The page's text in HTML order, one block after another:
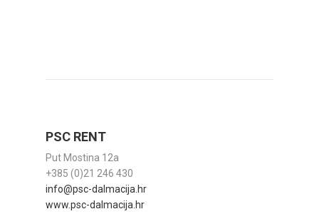
PSC RENT
Put Mostina 12a
+385 (0)21 246 430
info@psc-dalmacija.hr
www.psc-dalmacija.hr